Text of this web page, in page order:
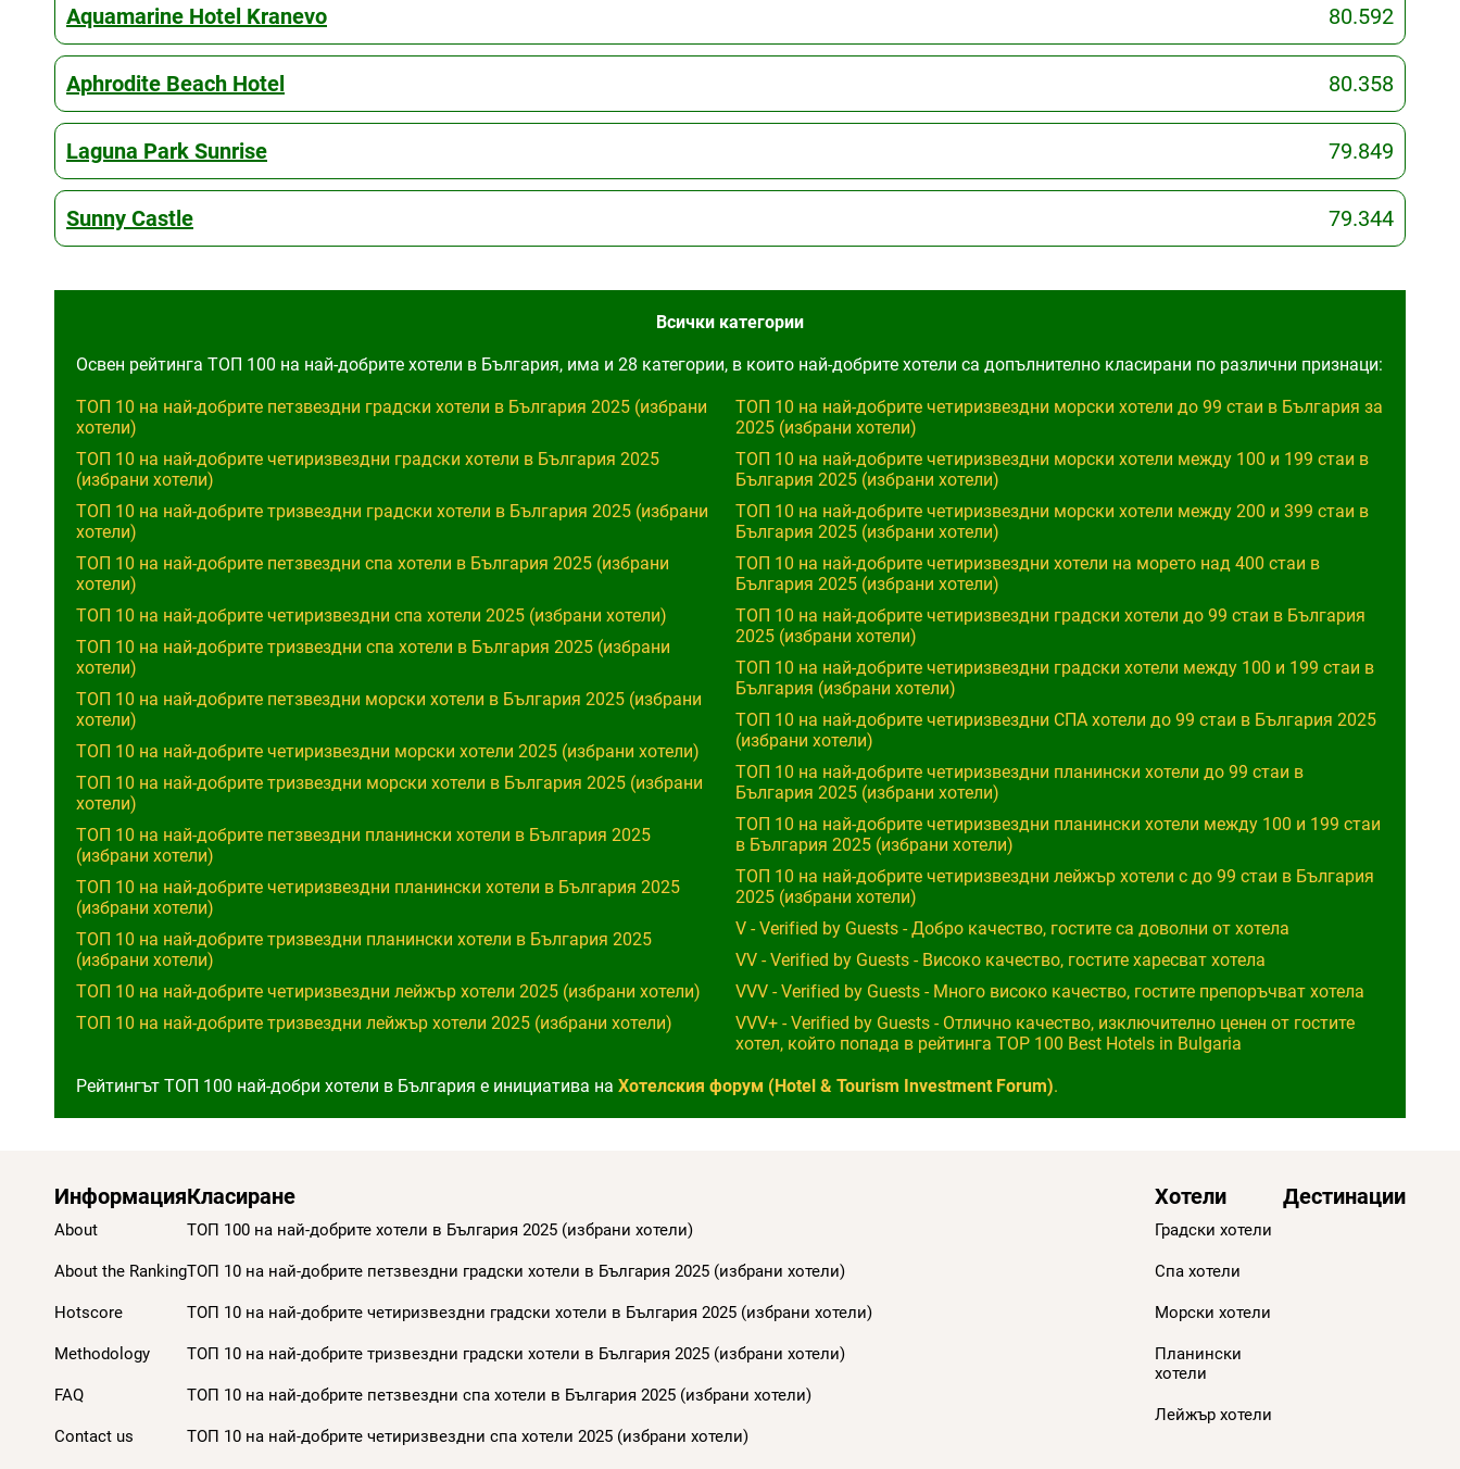
Aquamarine Hotel Kranevo 80.592
Aphrodite Beach Hotel 80.358
Laguna Park Sunrise 79.849
Sunny Castle 79.344
Всички категории
Освен рейтинга ТОП 100 на най-добрите хотели в България, има и 28 категории, в които най-добрите хотели са допълнително класирани по различни признаци:
ТОП 10 на най-добрите петзвездни градски хотели в България 2025 (избрани
хотели)
ТОП 10 на най-добрите четиризвездни градски хотели в България 2025
(избрани хотели)
ТОП 10 на най-добрите тризвездни градски хотели в България 2025 (избрани
хотели)
ТОП 10 на най-добрите петзвездни спа хотели в България 2025 (избрани
хотели)
ТОП 10 на най-добрите четиризвездни спа хотели 2025 (избрани хотели)
ТОП 10 на най-добрите тризвездни спа хотели в България 2025 (избрани
хотели)
ТОП 10 на най-добрите петзвездни морски хотели в България 2025 (избрани
хотели)
ТОП 10 на най-добрите четиризвездни морски хотели 2025 (избрани хотели)
ТОП 10 на най-добрите тризвездни морски хотели в България 2025 (избрани
хотели)
ТОП 10 на най-добрите петзвездни планински хотели в България 2025
(избрани хотели)
ТОП 10 на най-добрите четиризвездни планински хотели в България 2025
(избрани хотели)
ТОП 10 на най-добрите тризвездни планински хотели в България 2025
(избрани хотели)
ТОП 10 на най-добрите четиризвездни лейжър хотели 2025 (избрани хотели)
ТОП 10 на най-добрите тризвездни лейжър хотели 2025 (избрани хотели)
ТОП 10 на най-добрите четиризвездни морски хотели до 99 стаи в България за
2025 (избрани хотели)
ТОП 10 на най-добрите четиризвездни морски хотели между 100 и 199 стаи в
България 2025 (избрани хотели)
ТОП 10 на най-добрите четиризвездни морски хотели между 200 и 399 стаи в
България 2025 (избрани хотели)
ТОП 10 на най-добрите четиризвездни хотели на морето над 400 стаи в
България 2025 (избрани хотели)
ТОП 10 на най-добрите четиризвездни градски хотели до 99 стаи в България
2025 (избрани хотели)
ТОП 10 на най-добрите четиризвездни градски хотели между 100 и 199 стаи в
България (избрани хотели)
ТОП 10 на най-добрите четиризвездни СПА хотели до 99 стаи в България 2025
(избрани хотели)
ТОП 10 на най-добрите четиризвездни планински хотели до 99 стаи в
България 2025 (избрани хотели)
ТОП 10 на най-добрите четиризвездни планински хотели между 100 и 199 стаи
в България 2025 (избрани хотели)
ТОП 10 на най-добрите четиризвездни лейжър хотели с до 99 стаи в България
2025 (избрани хотели)
V - Verified by Guests - Добро качество, гостите са доволни от хотела
VV - Verified by Guests - Високо качество, гостите харесват хотела
VVV - Verified by Guests - Много високо качество, гостите препоръчват хотела
VVV+ - Verified by Guests - Отлично качество, изключително ценен от гостите
хотел, който попада в рейтинга TOP 100 Best Hotels in Bulgaria
Рейтингът ТОП 100 най-добри хотели в България е инициатива на Хотелския форум (Hotel & Tourism Investment Forum).
Информация
About
About the Ranking
Hotscore
Methodology
FAQ
Contact us
Класиране
ТОП 100 на най-добрите хотели в България 2025 (избрани хотели)
ТОП 10 на най-добрите петзвездни градски хотели в България 2025 (избрани хотели)
ТОП 10 на най-добрите четиризвездни градски хотели в България 2025 (избрани хотели)
ТОП 10 на най-добрите тризвездни градски хотели в България 2025 (избрани хотели)
ТОП 10 на най-добрите петзвездни спа хотели в България 2025 (избрани хотели)
ТОП 10 на най-добрите четиризвездни спа хотели 2025 (избрани хотели)
Хотели
Градски хотели
Спа хотели
Морски хотели
Планински
хотели
Лейжър хотели
Дестинации